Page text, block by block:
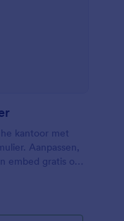
kantoor met
Aanpassen,
embed gratis op